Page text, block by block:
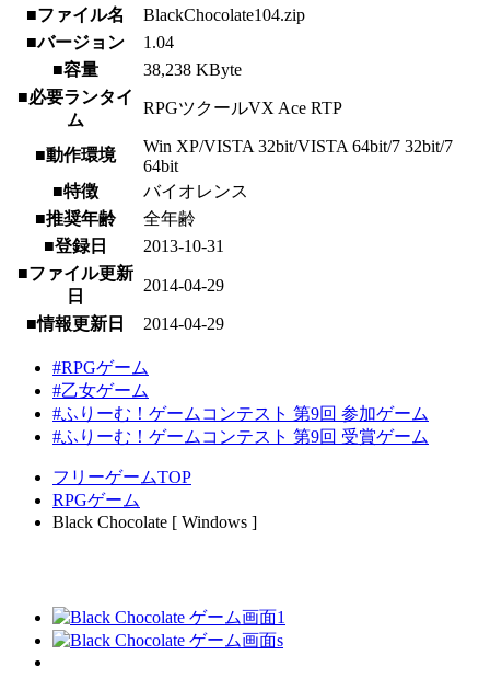
■ファイル名
BlackChocolate104.zip
■バージョン
1.04
■容量
38,238 KByte
■必要ランタイ
ム
RPGツクールVX Ace RTP
■動作環境
Win XP/VISTA 32bit/VISTA 64bit/7 32bit/7
64bit
■特徴
バイオレンス
■推奨年齢
全年齢
■登録日
2013-10-31
■ファイル更新
日
2014-04-29
■情報更新日 2014-04-29
#RPGゲーム
#乙女ゲーム
#ふりーむ！ゲームコンテスト 第9回 参加ゲーム
#ふりーむ！ゲームコンテスト 第9回 受賞ゲーム
フリーゲームTOP
RPGゲーム
Black Chocolate [ Windows ]